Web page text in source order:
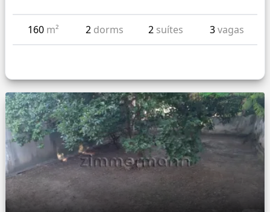
160 m² 2 dorms 2 suítes 3vagas